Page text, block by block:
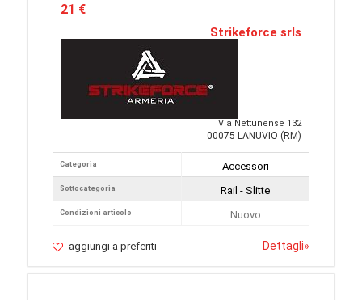
21 €
Strikeforce srls
Via Nettunense 132
00075 LANUVIO (RM)
Categoria
Sottocategoria
Condizioni articolo
Accessori
Rail - Slitte
Nuovo
aggiungi a preferiti Dettagli»